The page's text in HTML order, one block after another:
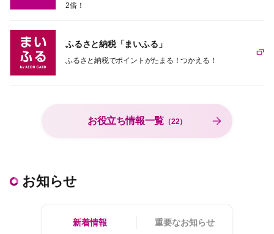
2倍！
ふるさと納税「まいふる」
ふるさと納税でポイントがたまる！つかえる！
お役立ち情報一覧 （22）
お知らせ
新着情報 重要なお知らせ